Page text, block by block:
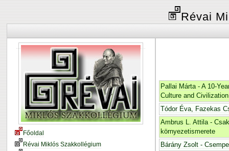
Révai
Főoldal
Révai Miklós Szakkollégium
Pallai Márta - A 10-
Culture and Civilization
Tódor Éva, Fazekas
Ambrus L. Attila -
környezetismerete
Bárány Zsolt -